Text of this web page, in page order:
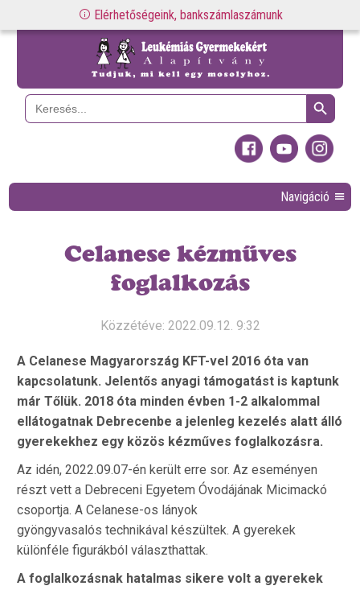
Elérhetőségeink, bankszámlaszámunk
Search
for:
Search Button
Navigáció
Celanese kézműves
foglalkozás
Közzétéve: 2022.09.12. 9:32
A Celanese Magyarország KFT-vel 2016 óta van
kapcsolatunk. Jelentős anyagi támogatást is kaptunk
már Tőlük. 2018 óta minden évben 1-2 alkalommal
ellátogatnak Debrecenbe a jelenleg kezelés alatt álló
gyerekekhez egy közös kézműves foglalkozásra.
Az idén, 2022.09.07-én került erre sor. Az eseményen
részt vett a Debreceni Egyetem Óvodájának Micimackó
csoportja. A Celanese-os lányok
gyöngyvasalós technikával készültek. A gyerekek
különféle figurákból választhattak.
A foglalkozásnak hatalmas sikere volt a gyerekek